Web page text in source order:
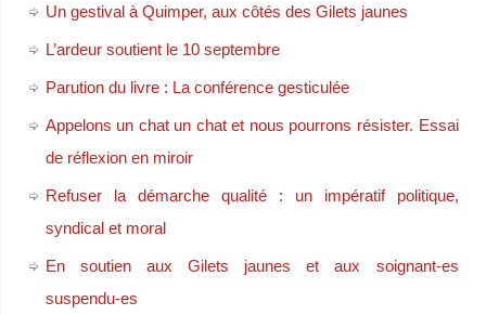
Un gestival à Quimper, aux côtés des Gilets jaunes
L’ardeur soutient le 10 septembre
Parution du livre : La conférence gesticulée
Appelons un chat un chat et nous pourrons résister. Essai
de réflexion en miroir
Refuser la démarche qualité : un impératif politique,
syndical et moral
En soutien aux Gilets jaunes et aux soignant-es
suspendu-es